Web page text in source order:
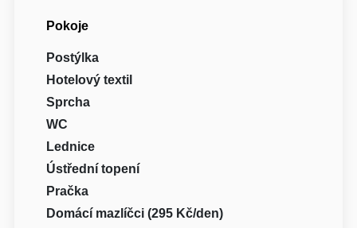
Pokoje
Postýlka
Hotelový textil
Sprcha
WC
Lednice
Ústřední topení
Pračka
Domácí mazlíčci (295 Kč/den)